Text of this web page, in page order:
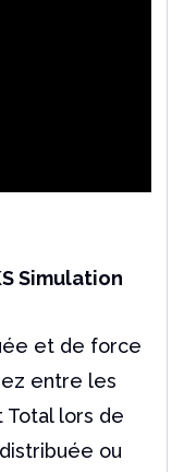
Simulation
et de force
entre les
lors de
ou